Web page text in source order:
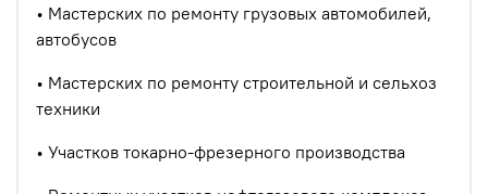
• Мастерских по ремонту грузовых автомобилей,
автобусов
• Мастерских по ремонту строительной и сельхоз
техники
• Участков токарно-фрезерного производства